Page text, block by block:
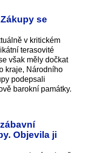
se
v kritickém
terasovité
však měly dočkat
kraje, Národního
podepsali
barokní památky.
Objevila ji